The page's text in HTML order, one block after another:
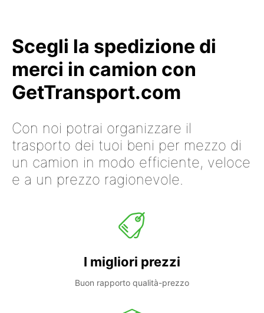
Scegli la spedizione di
merci in camion con
GetTransport.com
Con noi potrai organizzare il
trasporto dei tuoi beni per mezzo di
un camion in modo efficiente, veloce
e a un prezzo ragionevole.
I migliori prezzi
Buon rapporto qualità-prezzo